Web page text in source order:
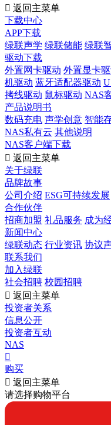
 返回主菜单
下载中心
APP下载
绿联声学 绿联储能 绿联
驱动下载
外置网卡驱动 外置显卡
机驱动 蓝牙适配器驱动
拷线驱动 鼠标驱动 NAS
产品说明书
数码充电 声学创意 智能
NAS私有云 其他说明
NAS客户端下载
 返回主菜单
关于绿联
品牌故事
公司介绍 ESG可持续发展
合作伙伴
招商加盟 礼品服务 成为
新闻中心
绿联动态 行业资讯 协议
联系我们
加入绿联
社会招聘 校园招聘
 返回主菜单
投资者关系
信息公开
投资者互动
NAS

购买
 返回主菜单
请选择购物平台